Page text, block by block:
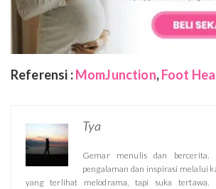
Referensi :MomJunction,Foot
Tya
Gemar menulis dan bercerita.
pengalaman dan inspirasi melalui
yang terlihat melodrama, tapi suka tertawa.